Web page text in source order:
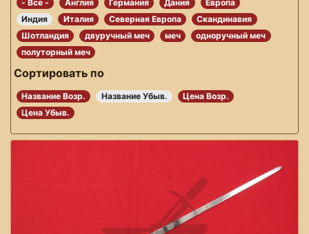
- Все - Англия Германия Дания
Европа
Индия
Италия Северная Европа
Скандинавия
Шотландия
двуручный меч меч
одноручный меч
полуторный меч
Сортировать по
Название Возр. Название Убыв.
Цена Возр.
Цена Убыв.